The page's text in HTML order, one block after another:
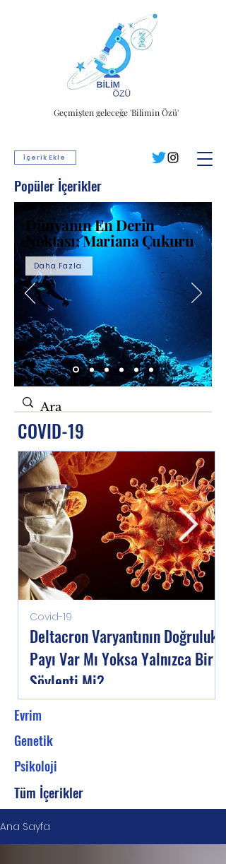
İçerik Ekle
Geçmişten geleceğe 'Bilimin Özü'
Popüler İçerikler
Dünyanın En Derin
Noktası; Mariana Çukuru
Daha Fazla
COVID-19
Deltacron Varyantının Doğruluk
Payı Var Mı Yoksa Yalnızca Bir
Söylenti Mi?
Covid-19
Evrim
Genetik
Psikoloji
Tüm İçerikler
Ana Sayfa